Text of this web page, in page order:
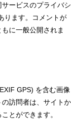
ービスのプライバシ
ります。コメントが
に一般公開されま
GPS) を含む画像
訪問者は、サイトか
とができます。